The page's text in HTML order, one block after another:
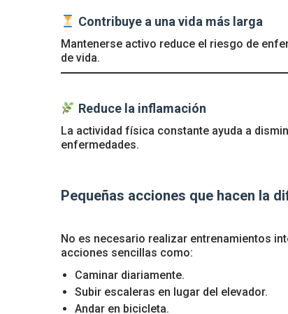
Contribuye a una vida más larga
Mantenerse activo reduce el riesgo de
de vida.
Reduce la inflamación
La actividad física constante ayuda a
enfermedades.
Pequeñas acciones que hacen la
No es necesario realizar entrenamientos
acciones sencillas como:
Caminar diariamente.
Subir escaleras en lugar del elevador.
Andar en bicicleta.